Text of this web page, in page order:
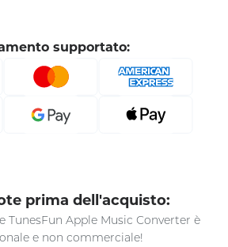
supportato:
prima dell'acquisto:
TunesFun Apple Music Converter è
e non commerciale!